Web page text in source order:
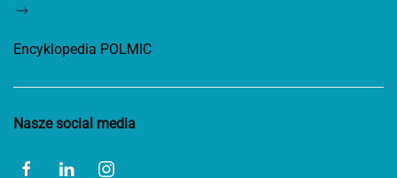
Encyklopedia POLMIC
Nasze social media